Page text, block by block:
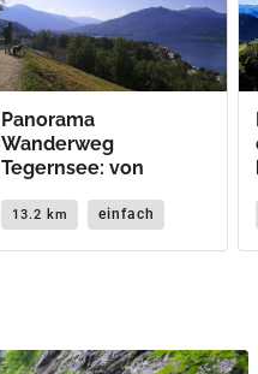
Panorama
Wanderweg
Tegernsee: von
Egern
13.2 km einfach